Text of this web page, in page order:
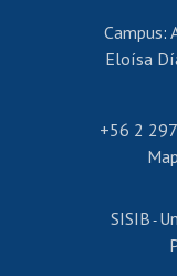
Postulación
Campus:
Eloísa
+56 2
SISIB -